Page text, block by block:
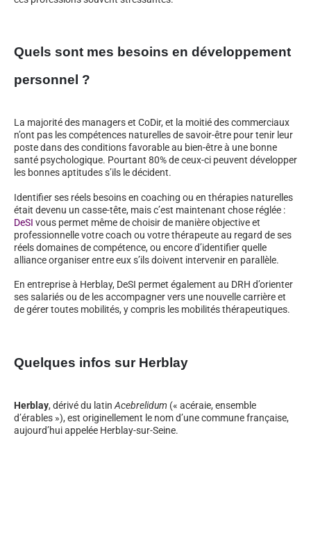
Quels sont mes besoins en développement
personnel ?
La majorité des managers et CoDir, et la moitié des commerciaux
n’ont pas les compétences naturelles de savoir-être pour tenir leur
poste dans des conditions favorable au bien-être à une bonne
santé psychologique. Pourtant 80% de ceux-ci peuvent développer
les bonnes aptitudes s’ils le décident.
Identifier ses réels besoins en coaching ou en thérapies naturelles
était devenu un casse-tête, mais c’est maintenant chose réglée :
DeSI vous permet même de choisir de manière objective et
professionnelle votre coach ou votre thérapeute au regard de ses
réels domaines de compétence, ou encore d’identifier quelle
alliance organiser entre eux s’ils doivent intervenir en parallèle.
En entreprise à Herblay, DeSI permet également au DRH d’orienter
ses salariés ou de les accompagner vers une nouvelle carrière et
de gérer toutes mobilités, y compris les mobilités thérapeutiques.
Quelques infos sur Herblay
Herblay, dérivé du latin Acebrelidum (« acéraie, ensemble
d’érables »), est originellement le nom d’une commune française,
aujourd’hui appelée Herblay-sur-Seine.